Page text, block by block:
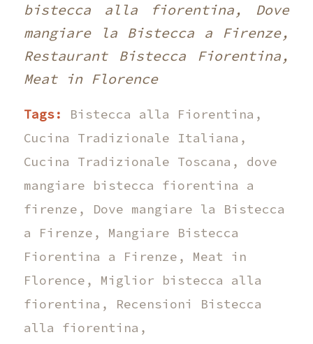
bistecca alla fiorentina, Dove
mangiare la Bistecca a Firenze,
Restaurant Bistecca Fiorentina,
Meat in Florence
Tags: Bistecca alla Fiorentina ,
Cucina Tradizionale Italiana ,
Cucina Tradizionale Toscana , dove
mangiare bistecca fiorentina a
firenze ,
Dove mangiare la Bistecca
a Firenze , Mangiare Bistecca
Fiorentina a Firenze , Meat in
Florence , Miglior bistecca alla
fiorentina ,
Recensioni Bistecca
alla fiorentina ,